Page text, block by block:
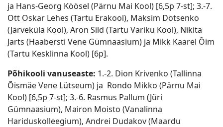
ja Hans-Georg Köösel (Pärnu Mai Kool) [6,5p 7-st]; 3.-7.
Ott Oskar Lehes (Tartu Erakool), Maksim Dotsenko
(Järveküla Kool), Aron Sild (Tartu Variku Kool), Nikita
Jarts (Haabersti Vene Gümnaasium) ja Mikk Kaarel Õim
(Tartu Kesklinna Kool) [6p].
Põhikooli vanuseaste: 1.-2. Dion Krivenko (Tallinna
Õismäe Vene Lütseum) ja Rondo Mikko (Pärnu Mai
Kool) [6,5p 7-st]; 3.-6. Rasmus Pallum (Jüri
Gümnaasium), Mairon Moisto (Vanalinna
Hariduskolleegium), Andrei Dudakov (Maardu